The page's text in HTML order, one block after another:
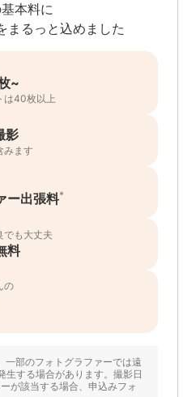
本料に
まるっと込めました
~
は40枚以上
影
みます
ー出張料*
でも大丈夫
料
の
一部のフォトグラファーでは遠
する場合があります。撮影日
が該当する場合、申込みフォ